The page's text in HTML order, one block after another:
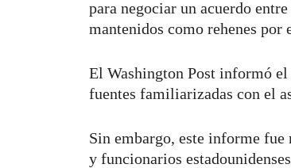
para negociar un acuerdo
mantenidos como rehenes
El Washington Post informó el
fuentes familiarizadas con el
Sin embargo, este informe
y funcionarios